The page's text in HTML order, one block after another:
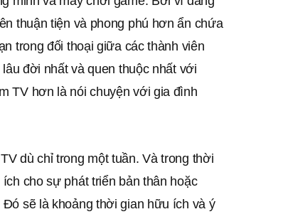
thuận tiện và phong phú hơn ẩn chứa
trong đối thoại giữa các thành viên
đời nhất và quen thuộc nhất với
TV hơn là nói chuyện với gia đình
dù chỉ trong một tuần. Và trong thời
cho sự phát triển bản thân hoặc
sẽ là khoảng thời gian hữu ích và ý